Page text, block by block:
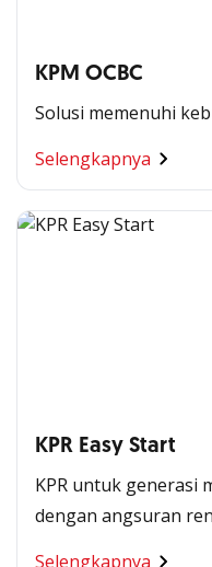
KPM OCBC
Solusi memenuhi
Selengkapnya
KPR Easy Start
KPR untuk generasi
dengan angsuran
Selengkapnya